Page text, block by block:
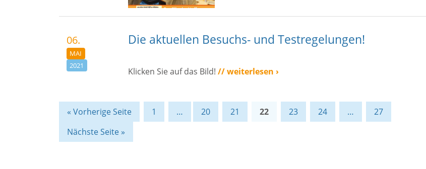
06.
MAI
2021
Die aktuellen Besuchs- und Testregelungen!
Klicken Sie auf das Bild! // weiterlesen ›
« Vorherige Seite 1 … 20 21 22 23 24 …
27
Nächste Seite »